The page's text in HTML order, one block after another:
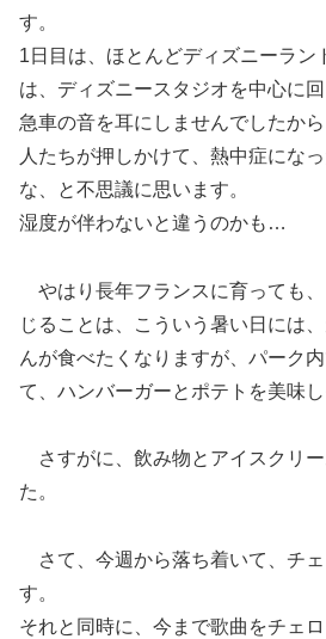
す。
1日目は、ほとんどディズニーラン
は、ディズニースタジオを中心に
急車の音を耳にしませんでしたか
人たちが押しかけて、熱中症にな
な、と不思議に思います。
湿度が伴わないと違うのかも…
やはり長年フランスに育っても
じることは、こういう暑い日には
んが食べたくなりますが、パーク
て、ハンバーガーとポテトを美味
さすがに、飲み物とアイスクリ
た。
さて、今週から落ち着いて、チ
す。
それと同時に、今まで歌曲をチェ